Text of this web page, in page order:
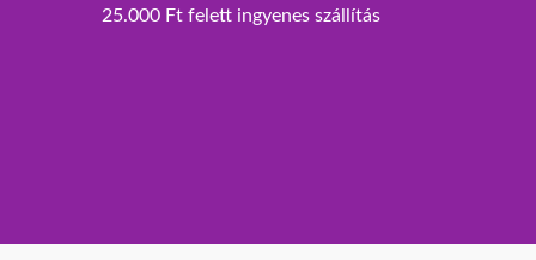
25.000 Ft felett ingyenes szállítás